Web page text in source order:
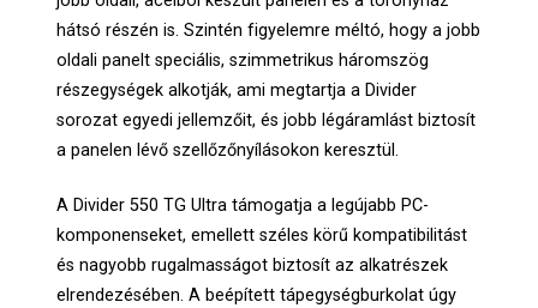
hátsó részén is. Szintén figyelemre méltó, hogy a jobb
oldali panelt speciális, szimmetrikus háromszög
részegységek alkotják, ami megtartja a Divider
sorozat egyedi jellemzőit, és jobb légáramlást biztosít
a panelen lévő szellőzőnyílásokon keresztül.
A Divider 550 TG Ultra támogatja a legújabb PC-
komponenseket, emellett széles körű kompatibilitást
és nagyobb rugalmasságot biztosít az alkatrészek
elrendezésében. A beépített tápegységburkolat úgy